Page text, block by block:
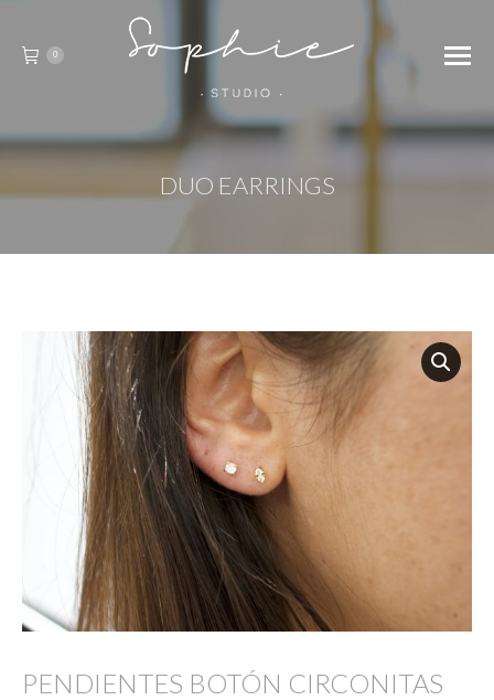
0
DUO EARRINGS
PENDIENTES BOTÓN CIRCONITAS